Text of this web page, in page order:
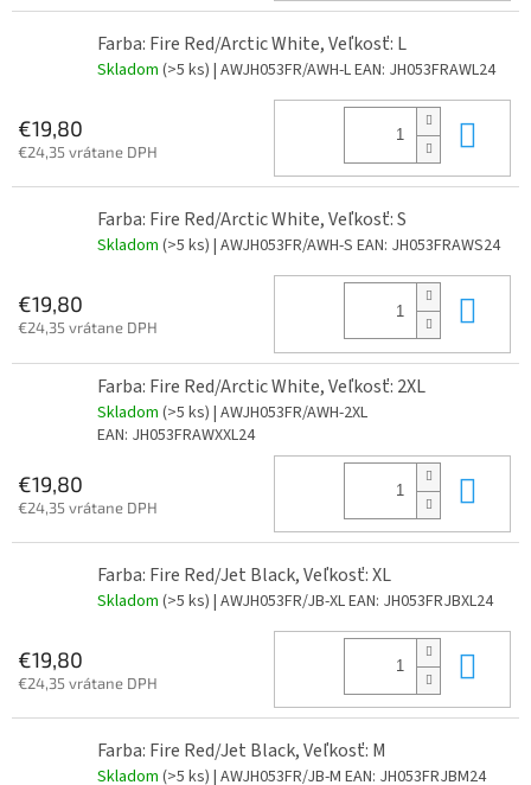
Farba: Fire Red/Arctic White, Veľkosť: L
Skladom (>5 ks) | AWJH053FR/AWH-LEAN: JH053FRAWL24
€19,80
€24,35 vrátane DPH
Farba: Fire Red/Arctic White, Veľkosť: S
Skladom (>5 ks) | AWJH053FR/AWH-S EAN: JH053FRAWS24
€19,80
€24,35 vrátane DPH
Farba: Fire Red/Arctic White, Veľkosť: 2XL
Skladom (>5 ks) | AWJH053FR/AWH-2XL
EAN: JH053FRAWXXL24
€19,80
€24,35 vrátane DPH
Farba: Fire Red/Jet Black, Veľkosť: XL
Skladom (>5 ks) | AWJH053FR/JB-XLEAN: JH053FRJBXL24
€19,80
€24,35 vrátane DPH
Farba: Fire Red/Jet Black, Veľkosť: M
Skladom (>5 ks) | AWJH053FR/JB-M EAN: JH053FRJBM24